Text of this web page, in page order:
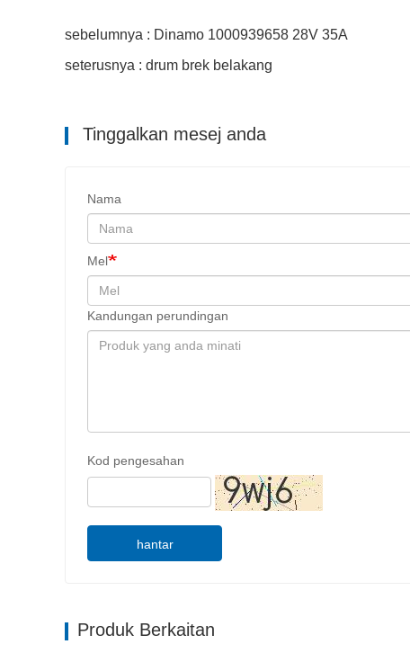
sebelumnya : Dinamo 1000939658 28V 35A
seterusnya : drum brek belakang
Tinggalkan mesej anda
Nama
Mel
Kandungan perundingan
Kod pengesahan
hantar
Produk Berkaitan